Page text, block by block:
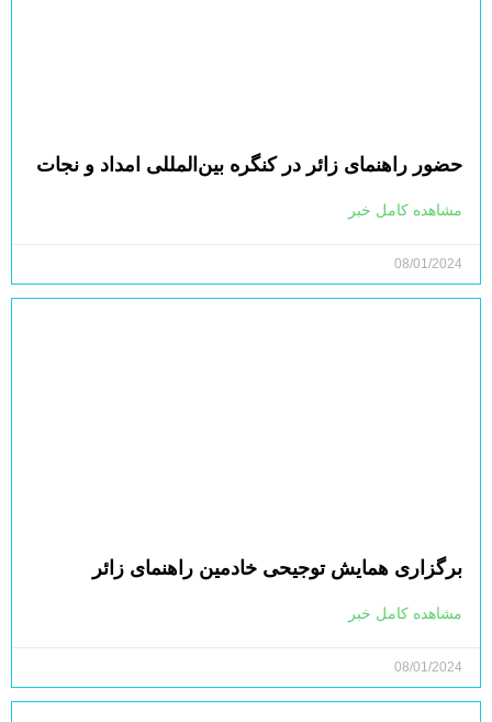
حضور راهنمای زائر در کنگره بین‌المللی امداد و نجات
مشاهده کامل خبر
08/01/2024
برگزاری همایش توجیحی خادمین راهنمای زائر
مشاهده کامل خبر
08/01/2024